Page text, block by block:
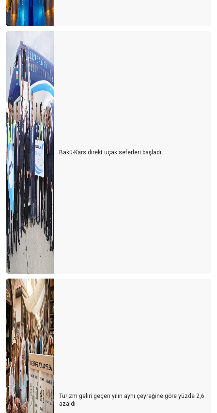
Bakü-Kars direkt uçak seferleri başladı
Turizm geliri geçen yılın aynı çeyreğine göre yüzde 2,6
azaldı